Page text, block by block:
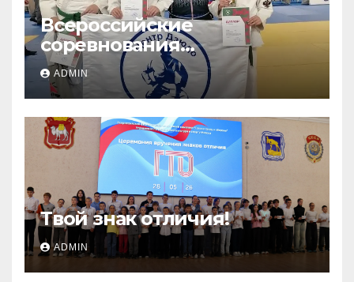
Всероссийские
соревнования
«ЛОКОДЗЮДО»!
ADMIN
Твой знак отличия!
ADMIN